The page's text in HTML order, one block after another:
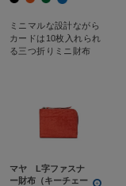
ミニマルな設計ながら
カードは10枚入れられ
る三つ折りミニ財布
マヤ L字ファスナ
ー財布（キーチェー